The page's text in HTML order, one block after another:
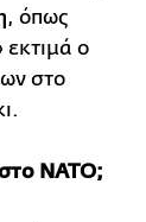
, όπως
εκτιμά ο
στο
ΝΑΤΟ;